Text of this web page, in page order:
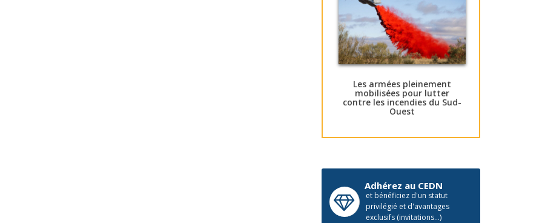
Les armées pleinement
mobilisées pour lutter
contre les incendies du Sud-
Ouest
Adhérez au CEDN
et bénéficiez d'un statut
privilégié et d'avantages
exclusifs (invitations...)